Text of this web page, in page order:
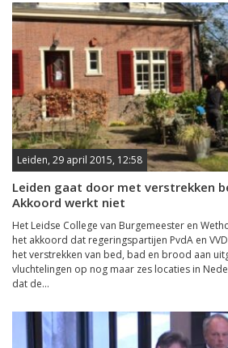
Leiden, 29 april 2015, 12:58
Leiden gaat door met verstrekken
Akkoord werkt niet
Het Leidse College van Burgemeester en
het akkoord dat regeringspartijen PvdA en
het verstrekken van bed, bad en brood aan
vluchtelingen op nog maar zes locaties in
dat de...